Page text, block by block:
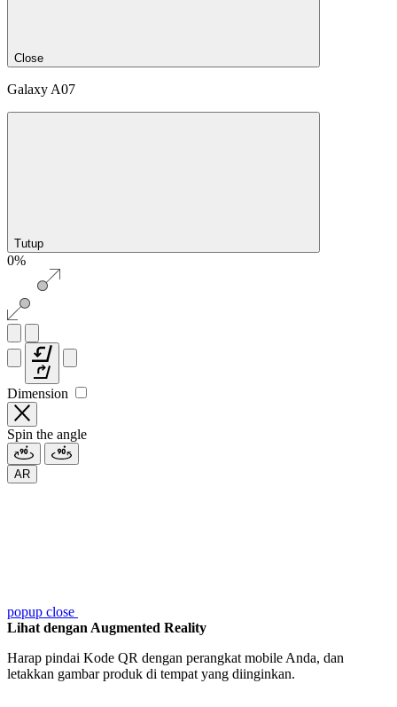
Close
Galaxy A07
Tutup
0%
Dimension
Spin the angle
AR
popup close
Lihat dengan Augmented Reality
Harap pindai Kode QR dengan perangkat mobile Anda, dan
letakkan gambar produk di tempat yang diinginkan.